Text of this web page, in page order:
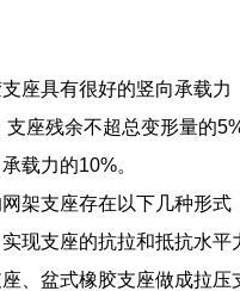
座具有很好的竖向承载
支座残余不超总变形量的
载力的10%。
架支座存在以下几种形
现支座的抗拉和抵抗水平
、盆式橡胶支座做成拉